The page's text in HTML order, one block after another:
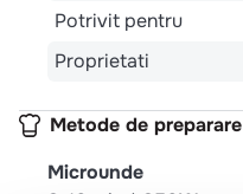
Potrivit pentru
Proprietati
Metode de preparare
Microunde